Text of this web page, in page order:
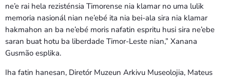
ne’e rai hela rezisténsia Timorense nia klamar no uma lulik
memoria nasionál nian ne’ebé ita nia bei-ala sira nia klamar
hakmahon an ba ne’ebé moris nafatin espritu husi sira ne’ebe
saran buat hotu ba liberdade Timor-Leste nian,” Xanana
Gusmão esplika.
Iha fatin hanesan, Diretór Muzeun Arkivu Museolojia, Mateus